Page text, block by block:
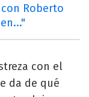
Roberto
con el
da de qué